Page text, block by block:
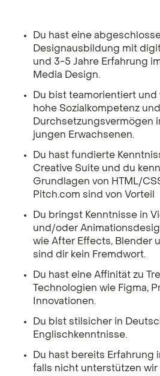
Du hast eine
Designausbildung mit
und 3-5 Jahre Erfahrung
Media Design.
Du bist teamorientiert
hohe Sozialkompetenz und
Durchsetzungsvermögen
jungen Erwachsenen.
Du hast fundierte
Creative Suite und du
Grundlagen von HTML/
Pitch.com sind von Vorteil
Du bringst Kenntnisse in
und/oder
wie After Effects, Blender
sind dir kein Fremdwort.
Du hast eine Affinität zu
Technologien wie Figma,
Innovationen.
Du bist stilsicher in
Englischkenntnisse.
Du hast bereits Erfahrung
falls nicht unterstützen